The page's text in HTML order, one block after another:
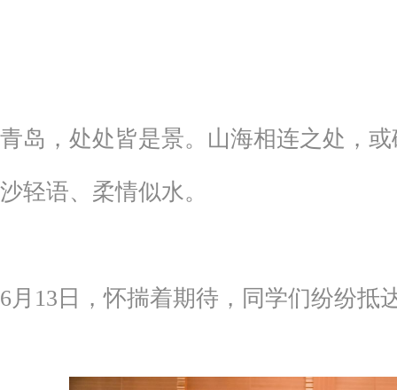
青岛，处处皆是景。山海相连之处，
沙轻语、柔情似水。
6月13日，怀揣着期待，同学们纷纷抵